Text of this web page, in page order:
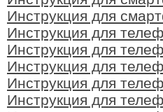
Инструкция для
Инструкция для
Инструкция для
Инструкция для
Инструкция для
Инструкция для